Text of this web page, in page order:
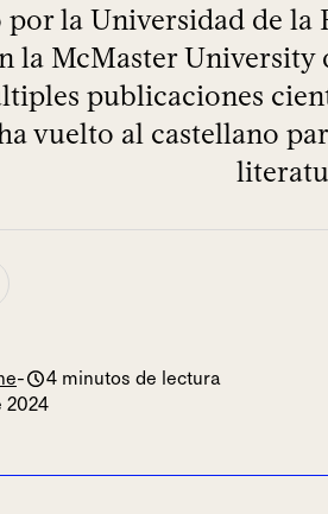
la Universidad de la
la McMaster University
publicaciones
vuelto al castellano
-
4 minutos de lectura
2024